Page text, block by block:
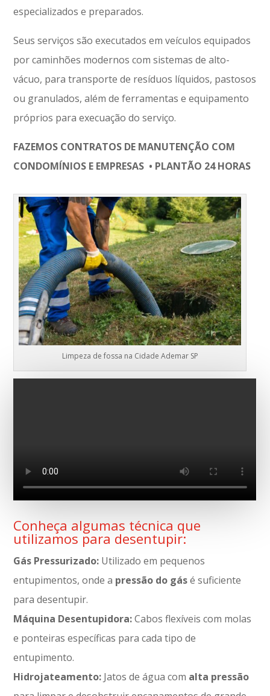
especializados e preparados.
Seus serviços são executados em veículos equipados
por caminhões modernos com sistemas de alto-
vácuo, para transporte de resíduos líquidos, pastosos
ou granulados, além de ferramentas e equipamento
próprios para execuação do serviço.
FAZEMOS CONTRATOS DE MANUTENÇÃO COM
CONDOMÍNIOS E EMPRESAS • PLANTÃO 24 HORAS
Limpeza de fossa na Cidade Ademar SP
Conheça algumas técnica que
utilizamos para desentupir:
Gás Pressurizado: Utilizado em pequenos
entupimentos, onde a pressão do gásé suficiente
para desentupir.
Máquina Desentupidora:Cabos flexíveis com molas
e ponteiras específicas para cada tipo de
entupimento.
Hidrojateamento: Jatos de água com alta pressão